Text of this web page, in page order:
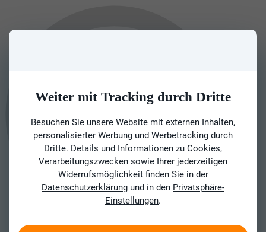
Weiter mit Tracking durch Dritte
Besuchen Sie unsere Website mit externen Inhalten,
personalisierter Werbung und Werbetracking durch
Dritte. Details und Informationen zu Cookies,
Verarbeitungszwecken sowie Ihrer jederzeitigen
Widerrufsmöglichkeit finden Sie in der
Datenschutzerklärung und in den Privatsphäre-
Einstellungen.